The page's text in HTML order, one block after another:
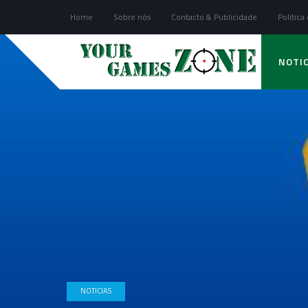
Home Sobre nós Contacto & Publicidade Politica
NOTICIAS